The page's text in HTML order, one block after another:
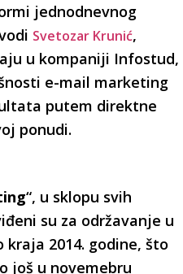
jednodnevnog
Svetozar Krunić,
u kompaniji Infostud,
e-mail marketing
putem direktne
ponudi.
“, u sklopu svih
su za održavanje u
kraja 2014. godine, što
još u novemebru